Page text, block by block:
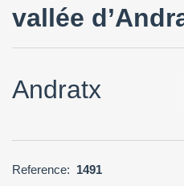
vallée
Andratx
Reference: 1491